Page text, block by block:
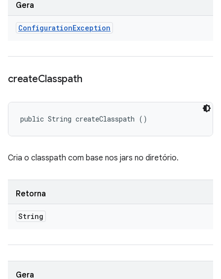
Gera
ConfigurationException
createClasspath
public String createClasspath ()
Cria o classpath com base nos jars no diretório.
Retorna
String
Gera